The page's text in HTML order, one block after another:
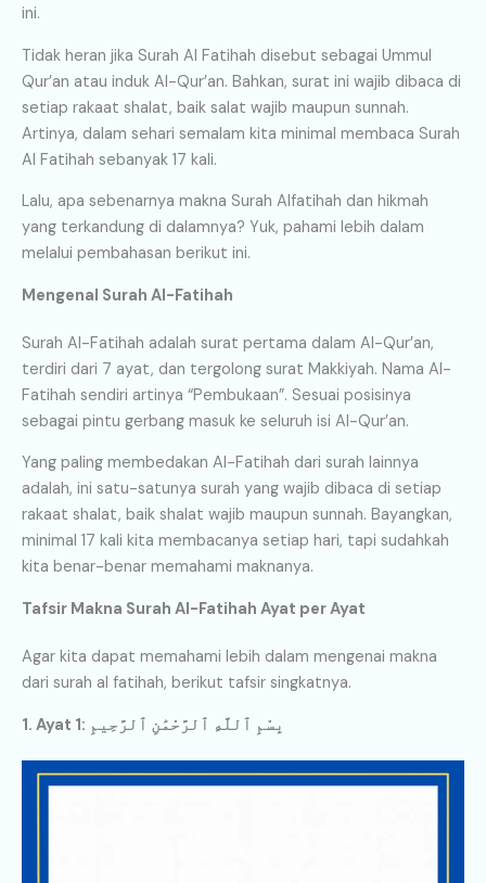
ini.
Tidak heran jika Surah Al Fatihah disebut sebagai Ummul
Qur’an atau induk Al-Qur’an. Bahkan, surat ini wajib dibaca di
setiap rakaat shalat, baik salat wajib maupun sunnah.
Artinya, dalam sehari semalam kita minimal membaca Surah
Al Fatihah sebanyak 17 kali.
Lalu, apa sebenarnya makna Surah Alfatihah dan hikmah
yang terkandung di dalamnya? Yuk, pahami lebih dalam
melalui pembahasan berikut ini.
Mengenal Surah Al-Fatihah
Surah Al-Fatihah adalah surat pertama dalam Al-Qur’an,
terdiri dari 7 ayat, dan tergolong surat Makkiyah. Nama Al-
Fatihah sendiri artinya “Pembukaan”. Sesuai posisinya
sebagai pintu gerbang masuk ke seluruh isi Al-Qur’an.
Yang paling membedakan Al-Fatihah dari surah lainnya
adalah, ini satu-satunya surah yang wajib dibaca di setiap
rakaat shalat, baik shalat wajib maupun sunnah. Bayangkan,
minimal 17 kali kita membacanya setiap hari, tapi sudahkah
kita benar-benar memahami maknanya.
Tafsir Makna Surah Al-Fatihah Ayat per Ayat
Agar kita dapat memahami lebih dalam mengenai makna
dari surah al fatihah, berikut tafsir singkatnya.
1. Ayat 1: بِسْمِ ٱللَّهِ ٱلرَّحْمَٰنِ ٱلرَّحِيمِ